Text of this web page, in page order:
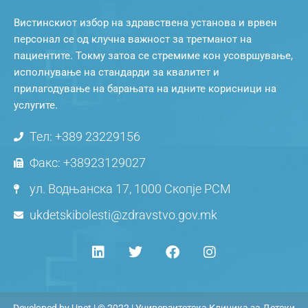
Вистинскиот избор на здравствена установа и врвен
персонал се од клучна важност за третманот на
пациентите. Токму затоа се стремиме кон усовршување,
исполнување на стандарди за квалитет и
прилагодување на барањата на идните корисници на
услугите.
Тел: +389 23229156
Факс: +38923129027
ул. Водњанска 17, 1000 Скопје РСМ
ukdetskibolesti@zdravstvo.gov.mk